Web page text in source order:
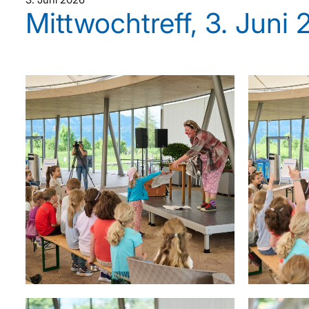
Mittwochtreff, 3. Juni